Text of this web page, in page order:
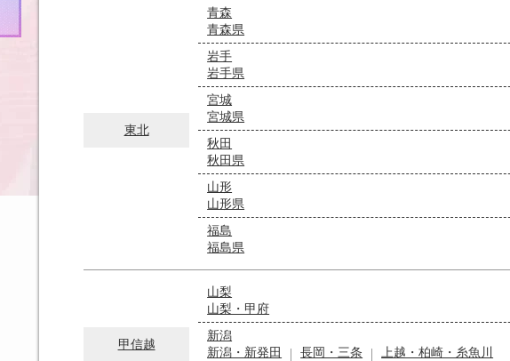
東北
青森
青森県
岩手
岩手県
宮城
宮城県
秋田
秋田県
山形
山形県
福島
福島県
甲信越
山梨
山梨・甲府
新潟
新潟・新発田
長岡・三条
上越・柏崎・糸魚川